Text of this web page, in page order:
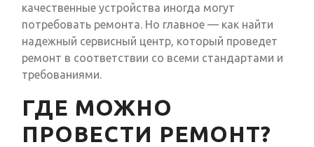
качественные устройства иногда могут
потребовать ремонта. Но главное — как найти
надежный сервисный центр, который проведет
ремонт в соответствии со всеми стандартами и
требованиями.
ГДЕ МОЖНО
ПРОВЕСТИ РЕМОНТ?